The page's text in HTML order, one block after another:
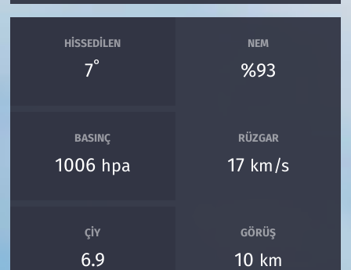
HISSEDILEN
7°
NEM
%93
BASINÇ
1006 hpa
RÜZGAR
17 km/s
ÇIY
6.9
GÖRÜŞ
10 km